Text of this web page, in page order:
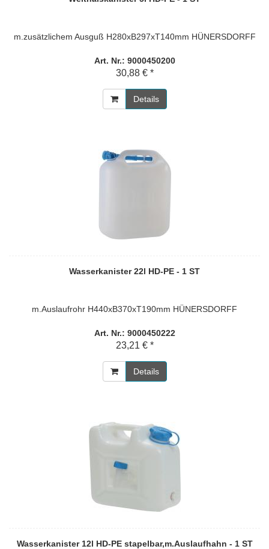
m.zusätzlichem Ausguß H280xB297xT140mm HÜNERSDORFF
Art. Nr.: 9000450200
30,88 € *
Details
Wasserkanister 22l HD-PE - 1 ST
m.Auslaufrohr H440xB370xT190mm HÜNERSDORFF
Art. Nr.: 9000450222
23,21 € *
Details
Wasserkanister 12l HD-PE stapelbar,m.Auslaufhahn - 1 ST